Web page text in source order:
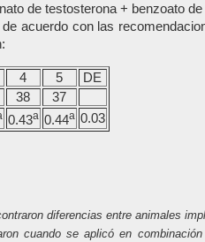
de testosterona + benzoato
acuerdo con las
4 5
DE
38
37
0.43a 0.44a 0.03
diferencias entre animales
cuando se aplicó en